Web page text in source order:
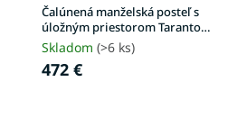
Čalúnená manželská posteľ s
úložným priestorom Taranto
180x200 - krémová
Skladom (>6 ks)
472 €